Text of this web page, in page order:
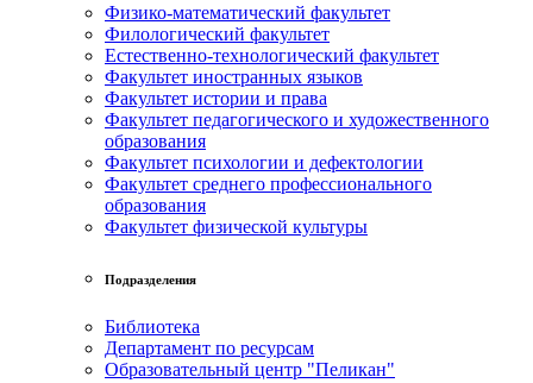
Физико-математический факультет
Филологический факультет
Естественно-технологический факультет
Факультет иностранных языков
Факультет истории и права
Факультет педагогического и художественного
образования
Факультет психологии и дефектологии
Факультет среднего профессионального
образования
Факультет физической культуры
Подразделения
Библиотека
Департамент по ресурсам
Образовательный центр "Пеликан"